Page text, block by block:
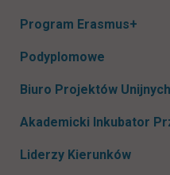
Program Erasmus+
Podyplomowe
Biuro Projektów Unijnych
Akademicki Inkubator
Liderzy Kierunków